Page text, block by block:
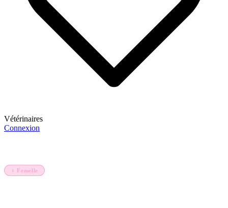
Vétérinaires
Connexion
♀ Femelle